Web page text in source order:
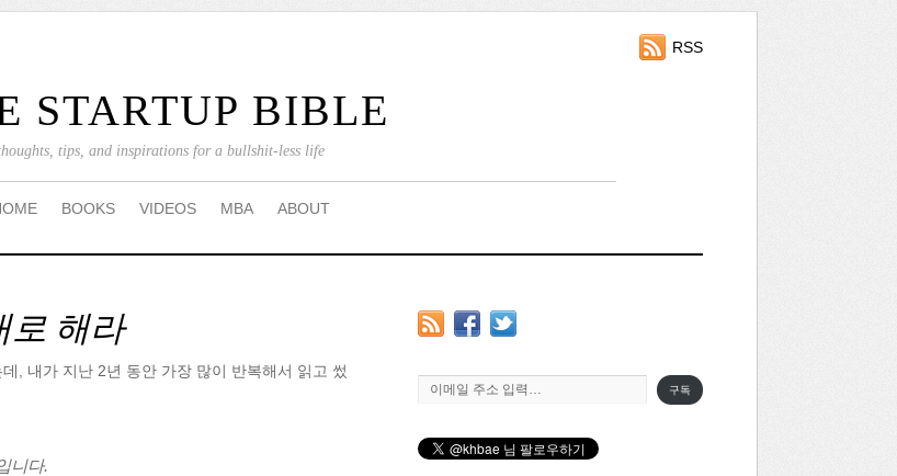
STARTUP BIBLE
tips, and inspirations for a bullshit-less life
RSS
BOOKS VIDEOS MBA ABOUT
로 해라
, 내가 지난 2년 동안 가장 많이 반복해서 읽고 썼
니다.
이메일 주소 입력…
구독